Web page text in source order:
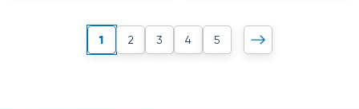
1 2 3 4 5